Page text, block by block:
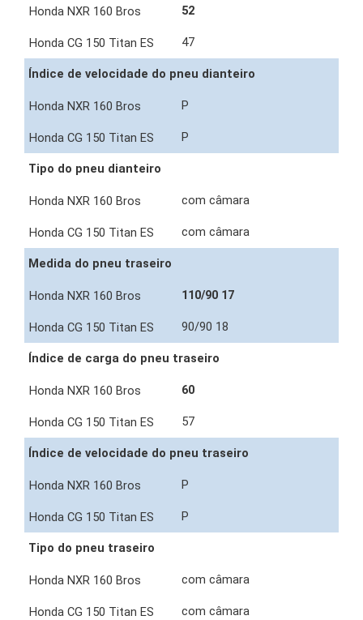
52
47
Índice de velocidade do pneu dianteiro
P
P
Tipo do pneu dianteiro
com câmara
com câmara
Medida do pneu traseiro
110/90 17
90/90 18
Índice de carga do pneu traseiro
60
57
Índice de velocidade do pneu traseiro
P
P
Tipo do pneu traseiro
com câmara
com câmara